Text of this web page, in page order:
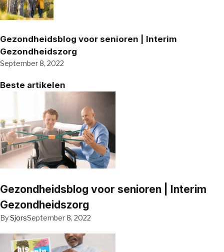
Gezondheidsblog voor senioren | Interim
Gezondheidszorg
September 8, 2022
Beste artikelen
Gezondheidsblog voor senioren | Interim
Gezondheidszorg
BySjorsSeptember 8, 2022